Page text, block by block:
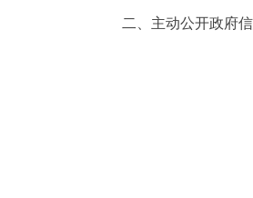
二、主动公开政府